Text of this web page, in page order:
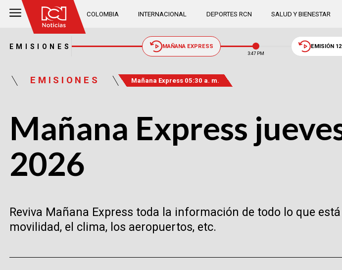
COLOMBIA INTERNACIONAL DEPORTES RCN SALUD Y BIENESTAR
EMISIONES MAÑANA EXPRESS
3:47 PM
EMISIÓN
EMISIONES Mañana Express 05:30 a. m.
Mañana Express
2026
Reviva Mañana Express toda la información de todo lo que
movilidad, el clima, los aeropuertos, etc.